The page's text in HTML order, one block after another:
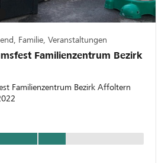
Familie, Veranstaltungen
Familienzentrum Bezirk
Familienzentrum Bezirk Affoltern